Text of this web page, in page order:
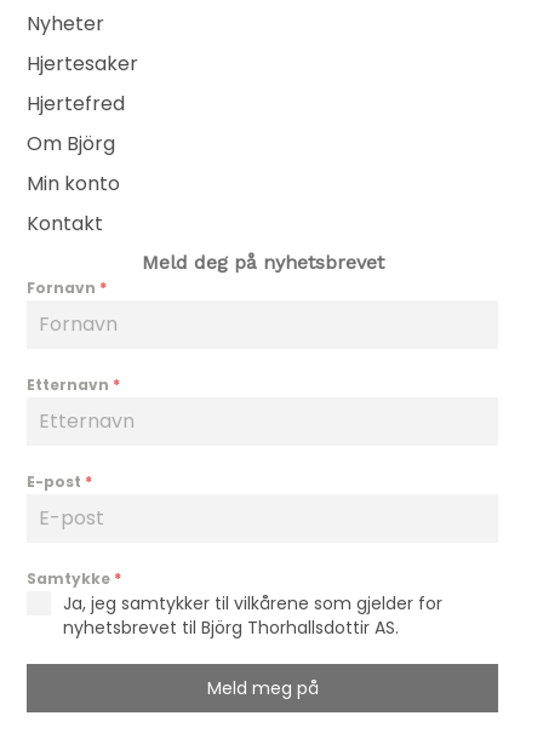
Nyheter
Hjertesaker
Hjertefred
Om Björg
Min konto
Kontakt
Meld deg på nyhetsbrevet
Fornavn *
Etternavn *
E-post *
Samtykke *
Ja, jeg samtykker til vilkårene som gjelder for
nyhetsbrevet til Björg Thorhallsdottir AS.
Meld meg på